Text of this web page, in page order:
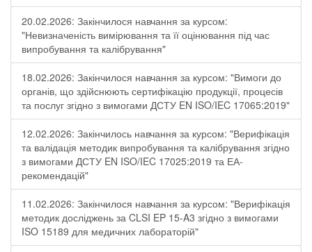
20.02.2026: Закінчилося навчання за курсом:
"Невизначеність вимірювання та її оцінювання під час
випробування та калібрування"
18.02.2026: Закінчилося навчання за курсом: "Вимоги до
органів, що здійснюють сертифікацію продукції, процесів
та послуг згідно з вимогами ДСТУ EN ISO/IEC 17065:2019"
12.02.2026: Закінчилось навчання за курсом: "Верифікація
та валідація методик випробування та калібрування згідно
з вимогами ДСТУ EN ISO/IEC 17025:2019 та ЕА-
рекомендацій"
11.02.2026: Закінчилося навчання за курсом: "Верифікація
методик досліджень за CLSI EP 15-A3 згідно з вимогами
ISO 15189 для медичних лабораторій"